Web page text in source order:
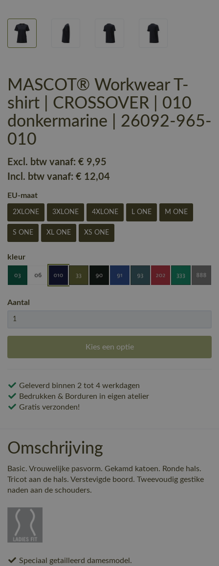
MASCOT® Workwear T-
shirt | CROSSOVER | 010
donkermarine | 26092-965-
010
Excl. btw vanaf: € 9,95
Incl. btw vanaf: € 12,04
EU-maat
2XLONE 3XLONE 4XLONE L ONE M ONE
S ONE XL ONE XS ONE
kleur
Aantal
Kies een optie
Geleverd binnen 2 tot 4 werkdagen
Bedrukken & Borduren in eigen atelier
Gratis verzonden!
Omschrijving
Basic. Vrouwelijke pasvorm. Gekamd katoen. Ronde hals.
Tricot aan de hals. Verstevigde boord. Tweevoudig gestike
naden aan de schouders.
Speciaal getailleerd damesmodel.